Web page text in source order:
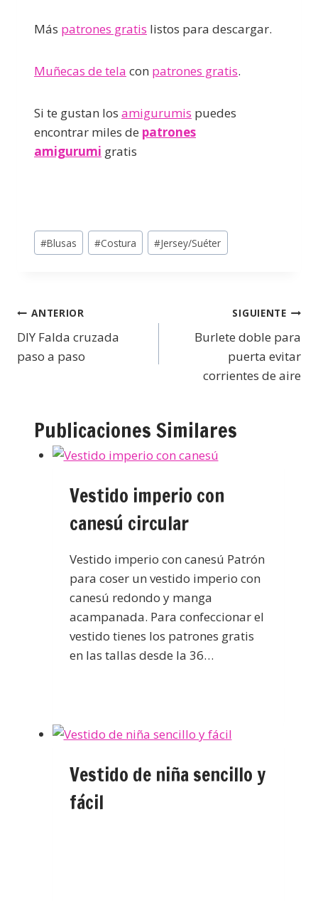
Más patrones gratis listos para descargar.
Muñecas de tela con patrones gratis.
Si te gustan los amigurumis puedes
encontrar miles de patrones
amigurumi gratis
#Blusas #Costura #Jersey/Suéter
ANTERIOR
DIY Falda cruzada
paso a paso
SIGUIENTE
Burlete doble para
puerta evitar
corrientes de aire
Publicaciones Similares
Vestido imperio con
canesú circular
Vestido imperio con canesú Patrón
para coser un vestido imperio con
canesú redondo y manga
acampanada. Para confeccionar el
vestido tienes los patrones gratis
en las tallas desde la 36…
Vestido de niña sencillo y
fácil